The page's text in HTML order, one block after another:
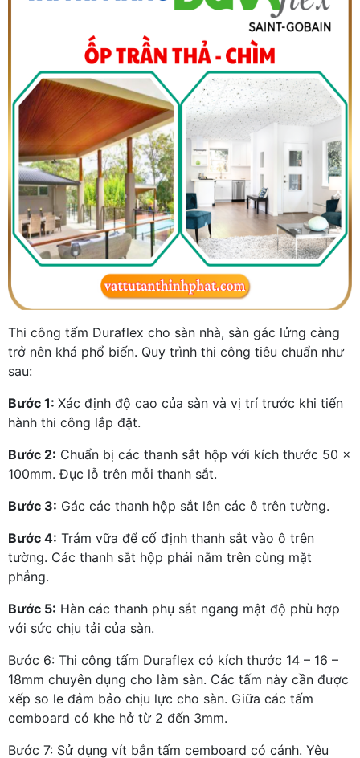
Thi công tấm Duraflex cho sàn nhà, sàn gác lửng càng
trở nên khá phổ biến. Quy trình thi công tiêu chuẩn như
sau:
Bước 1: Xác định độ cao của sàn và vị trí trước khi tiến
hành thi công lắp đặt.
Bước 2: Chuẩn bị các thanh sắt hộp với kích thước 50 x
100mm. Đục lỗ trên mỗi thanh sắt.
Bước 3: Gác các thanh hộp sắt lên các ô trên tường.
Bước 4: Trám vữa để cố định thanh sắt vào ô trên
tường. Các thanh sắt hộp phải nằm trên cùng mặt
phẳng.
Bước 5: Hàn các thanh phụ sắt ngang mật độ phù hợp
với sức chịu tải của sàn.
Bước 6: Thi công tấm Duraflex có kích thước 14 – 16 –
18mm chuyên dụng cho làm sàn. Các tấm này cần được
xếp so le đảm bảo chịu lực cho sàn. Giữa các tấm
cemboard có khe hở từ 2 đến 3mm.
Bước 7: Sử dụng vít bắn tấm cemboard có cánh. Yêu